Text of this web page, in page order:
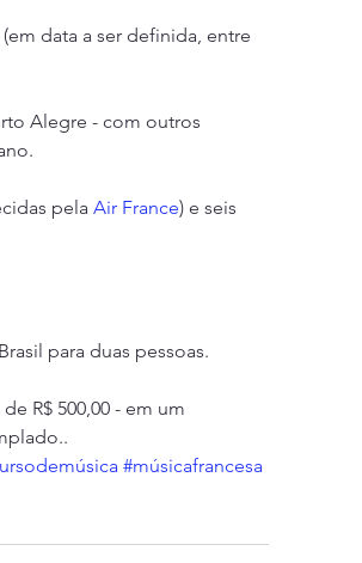
data a ser definida, entre
Alegre - com outros
pela Air France) e seis
para duas pessoas.
R$ 500,00 - em um
#músicafrancesa